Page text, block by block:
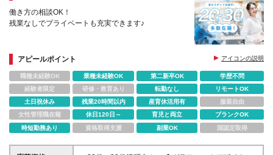
働き方の相談OK！
残業なしでプライベートも充実できます♪
アピールポイント アイコンの説明
職種未経験OK 業種未経験OK 第二新卒OK
学歴不問
経験者限定
研修・教育あり 転勤なし
リモートOK
土日祝休み
残業20時間以内 産育休活用有
服装自由
女性管理職在籍
休日120日～ 育児と両立
ブランクOK
時短勤務あり
資格取得支援 副業OK 国認定取得